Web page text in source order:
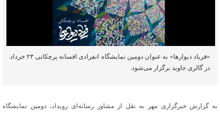
«فریاد دیوارها» به عنوان دومین نمایشگاه انفرادی افسانه پرچکانی ۲۳ خرداد
در گالری جاوید برگزار می‌شود.
به گزارش خبرگزاری مهر به نقل از مشاور رسانه‌ای رویداد، دومین نمایشگاه